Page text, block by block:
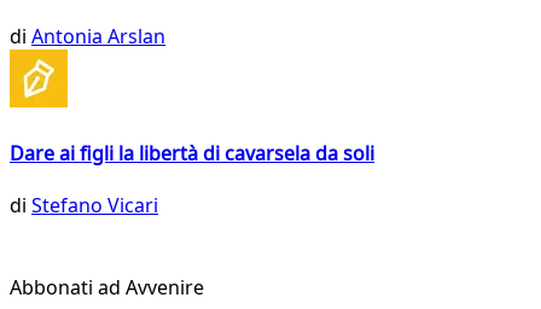
di Antonia Arslan
Dare ai figli la libertà di cavarsela da soli
di Stefano Vicari
Abbonati ad Avvenire